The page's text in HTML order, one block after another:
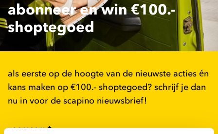
abonneer en win €100.-
shoptegoed
als eerste op de hoogte van de nieuwste acties én
kans maken op €100.- shoptegoed? schrijf je dan
nu in voor de scapino nieuwsbrief!
voornaam*